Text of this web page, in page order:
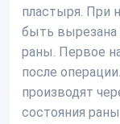
пластыря. При
быть вырезана
раны. Первое
после
производят
состояния